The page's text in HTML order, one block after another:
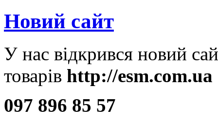
Новий сайт
У нас відкрився новий
товарів http://esm.com.ua
097 896 85 57